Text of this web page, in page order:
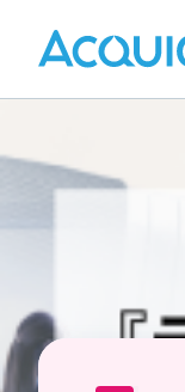
main
content